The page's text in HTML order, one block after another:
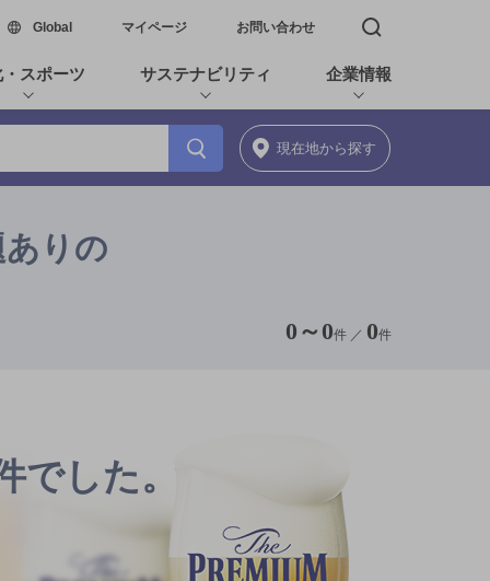
Global新しいウィンドウで開く
マイページ お問い合わせ 検索窓を開く
スポーツ サステナビリティ 企業情報
現在地から探す
ありの
0 ～ 0件 ／ 0件
でした。